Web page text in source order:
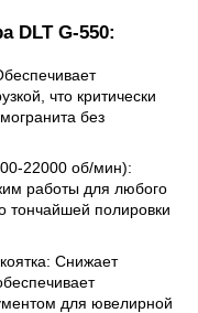
DLT G-550:
что критически
без
22000 об/мин):
работы для любого
тончайшей полировки
Снижает
для ювелирной